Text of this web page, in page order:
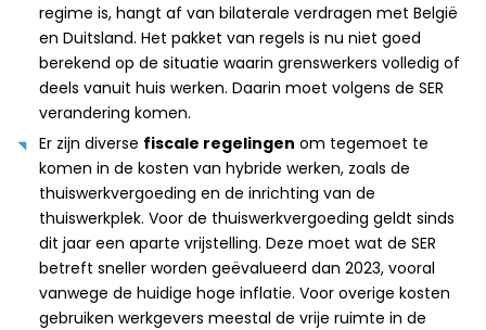
regime is, hangt af van bilaterale verdragen met België
en Duitsland. Het pakket van regels is nu niet goed
berekend op de situatie waarin grenswerkers volledig of
deels vanuit huis werken. Daarin moet volgens de SER
verandering komen.
Er zijn diverse fiscale regelingen om tegemoet te
komen in de kosten van hybride werken, zoals de
thuiswerkvergoeding en de inrichting van de
thuiswerkplek. Voor de thuiswerkvergoeding geldt sinds
dit jaar een aparte vrijstelling. Deze moet wat de SER
betreft sneller worden geëvalueerd dan 2023, vooral
vanwege de huidige hoge inflatie. Voor overige kosten
gebruiken werkgevers meestal de vrije ruimte in de